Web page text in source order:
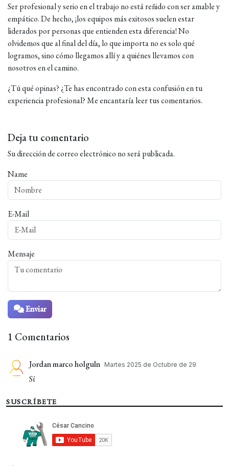
Ser profesional y serio en el trabajo no está reñido con ser amable y
empático. De hecho, ¡los equipos más exitosos suelen estar
liderados por personas que entienden esta diferencia! No
olvidemos que al final del día, lo que importa no es solo qué
logramos, sino cómo llegamos allí y a quiénes llevamos con
nosotros en el camino.
¿Tú qué opinas? ¿Te has encontrado con esta confusión en tu
experiencia profesional? Me encantaría leer tus comentarios.
Deja tu comentario
Su dirección de correo electrónico no será publicada.
Name
E-Mail
Mensaje
Enviar
1 Comentarios
Jordan marco holguln Martes 2025 de Octubre de 29
Sí
SUSCRÍBETE